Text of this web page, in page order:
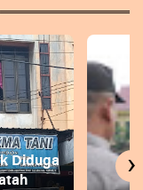
Diduga
›